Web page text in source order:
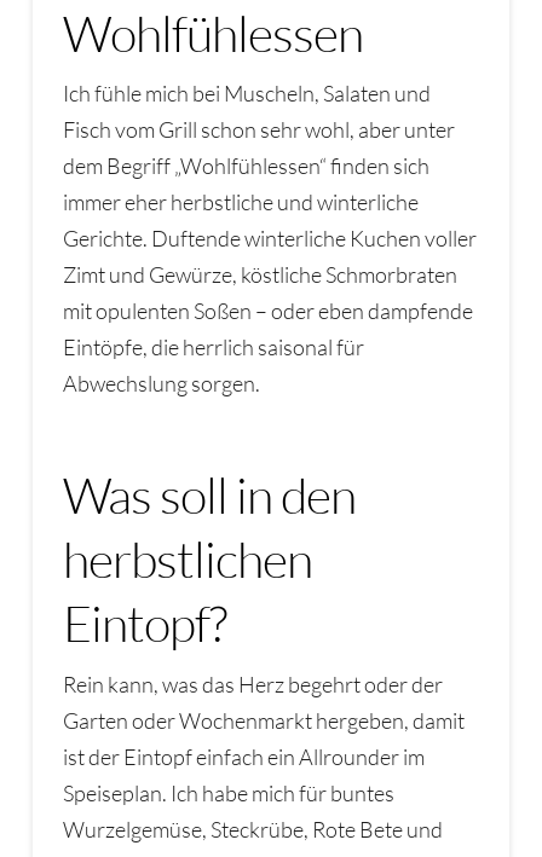
Wohlfühlessen
Ich fühle mich bei Muscheln, Salaten und
Fisch vom Grill schon sehr wohl, aber unter
dem Begriff „Wohlfühlessen“ finden sich
immer eher herbstliche und winterliche
Gerichte. Duftende winterliche Kuchen voller
Zimt und Gewürze, köstliche Schmorbraten
mit opulenten Soßen – oder eben dampfende
Eintöpfe, die herrlich saisonal für
Abwechslung sorgen.
Was soll in den
herbstlichen
Eintopf?
Rein kann, was das Herz begehrt oder der
Garten oder Wochenmarkt hergeben, damit
ist der Eintopf einfach ein Allrounder im
Speiseplan. Ich habe mich für buntes
Wurzelgemüse, Steckrübe, Rote Bete und